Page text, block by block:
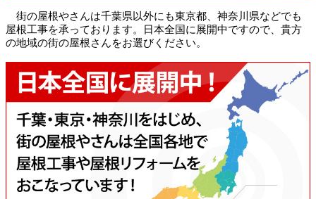
街の屋根やさんは千葉県以外にも東京都、神奈川県などでも
屋根工事を承っております。日本全国に展開中ですので、貴方
の地域の街の屋根さんをお選びください。